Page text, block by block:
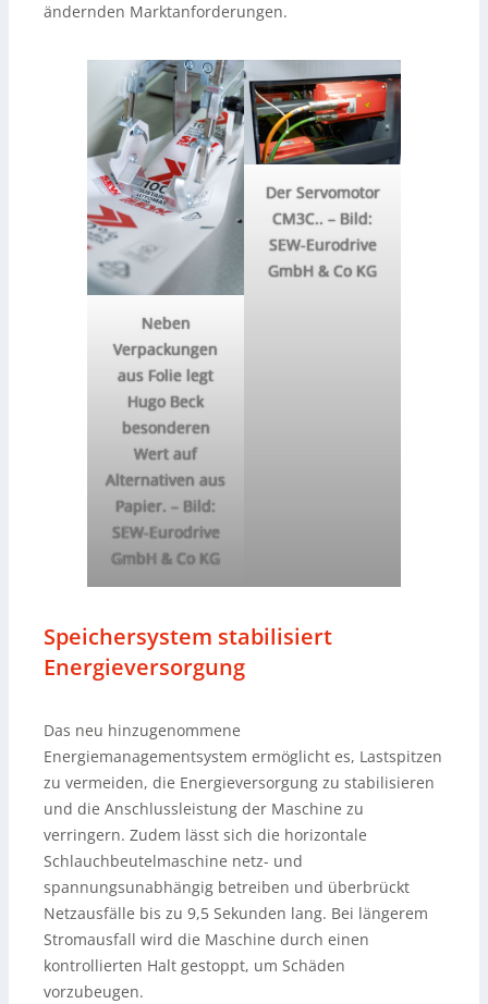
ändernden Marktanforderungen.
Neben
Verpackungen
aus Folie legt
Hugo Beck
besonderen
Wert auf
Alternativen aus
Papier. – Bild:
SEW-Eurodrive
GmbH & Co KG
Der Servomotor
CM3C.. – Bild:
SEW-Eurodrive
GmbH & Co KG
Speichersystem stabilisiert
Energieversorgung
Das neu hinzugenommene
Energiemanagementsystem ermöglicht es, Lastspitzen
zu vermeiden, die Energieversorgung zu stabilisieren
und die Anschlussleistung der Maschine zu
verringern. Zudem lässt sich die horizontale
Schlauchbeutelmaschine netz- und
spannungsunabhängig betreiben und überbrückt
Netzausfälle bis zu 9,5 Sekunden lang. Bei längerem
Stromausfall wird die Maschine durch einen
kontrollierten Halt gestoppt, um Schäden
vorzubeugen.